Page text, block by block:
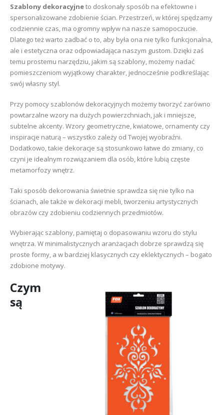
Szablony dekoracyjneto doskonały sposób na efektowne i
spersonalizowane zdobienie ścian. Przestrzeń, w której spędzamy
codziennie czas, ma ogromny wpływ na nasze samopoczucie.
Dlatego też warto zadbać o to, aby była ona nie tylko funkcjonalna,
ale i estetyczna oraz odpowiadająca naszym gustom. Dzięki zaś
temu prostemu narzędziu, jakim są szablony, możemy nadać
pomieszczeniom wyjątkowy charakter, jednocześnie podkreślając
swój własny styl.
Przy pomocy szablonów dekoracyjnych możemy tworzyć zarówno
powtarzalne wzory na dużych powierzchniach, jak i mniejsze,
subtelne akcenty. Wzory geometryczne, kwiatowe, ornamenty czy
inspiracje naturą – wszystko zależy od Twojej wyobraźni.
Dodatkowo, takie dekoracje są stosunkowo łatwe do zmiany, co
czyni je idealnym rozwiązaniem dla osób, które lubią częste
metamorfozy wnętrz.
Taki sposób dekorowania świetnie sprawdza się nie tylko na
ścianach, ale także w dekoracji mebli, tworzeniu artystycznych
obrazów czy zdobieniu codziennych przedmiotów.
Wybierając szablony, pamiętaj o dopasowaniu wzoru do stylu
wnętrza. W minimalistycznych aranżacjach dobrze sprawdzą się
proste formy, a w bardziej klasycznych czy eklektycznych – bogato
zdobione motywy.
Czym
są